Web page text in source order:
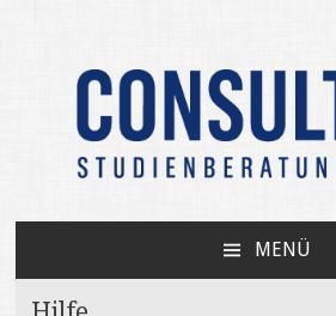
CONSULT US
Your independent
admissions
MENÜ